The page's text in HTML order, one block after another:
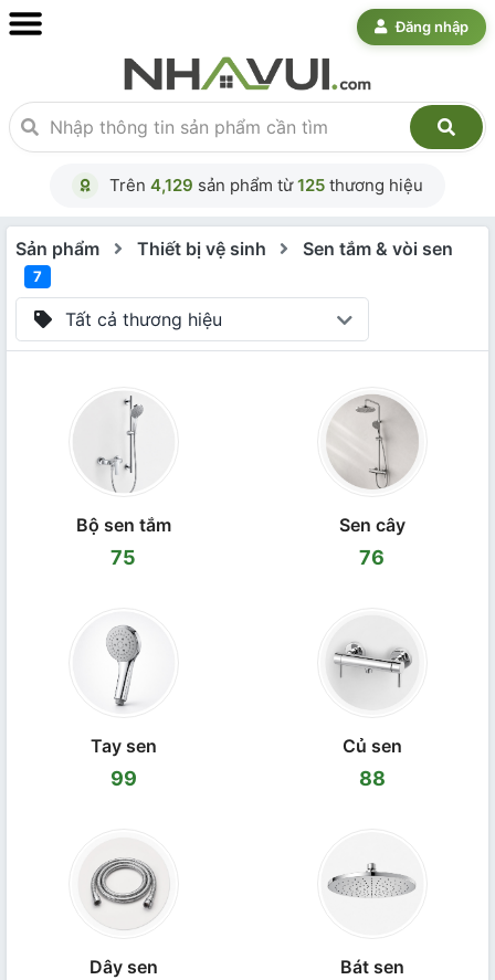
Đăng nhập
Trên 4,129 sản phẩm từ125 thương hiệu
Sản phẩm Thiết bị vệ sinh Sen tắm & vòi sen
7
Tất cả thương hiệu
Bộ sen tắm
75
Sen cây
76
Tay sen
99
Củ sen
88
Dây sen Bát sen